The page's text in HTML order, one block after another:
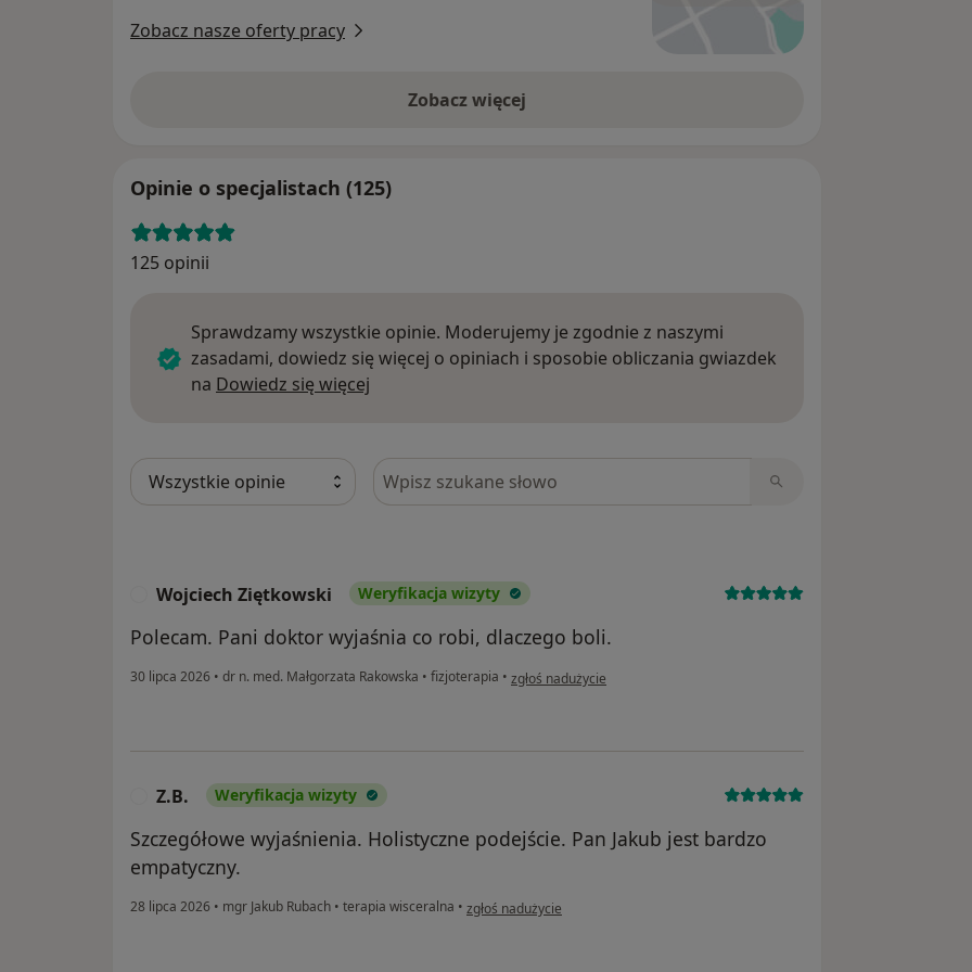
Zobacz nasze oferty pracy
Zobacz więcej
Opinie o specjalistach (125)
125 opinii
Sprawdzamy wszystkie opinie. Moderujemy je zgodnie z naszymi
zasadami, dowiedz się więcej o opiniach i sposobie obliczania gwiazdek
na Dowiedz się więcej
Szukaj w opiniach
Wojciech Ziętkowski Weryfikacja wizyty
Polecam. Pani doktor wyjaśnia co robi, dlaczego boli.
30 lipca 2026 • dr n. med. Małgorzata Rakowska • fizjoterapia • w opinii użytkownika Wojciech Ziętkowski
zgłoś nadużycie
Z.B. Weryfikacja wizyty
Szczegółowe wyjaśnienia. Holistyczne podejście. Pan Jakub jest bardzo
empatyczny.
28 lipca 2026 • mgr Jakub Rubach • terapia wisceralna • w opinii użytkownika Z.B.
zgłoś nadużycie